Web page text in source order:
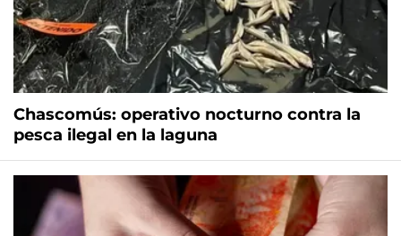
Chascomús: operativo nocturno contra la
pesca ilegal en la laguna